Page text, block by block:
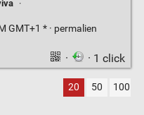
·
GMT+1 * · permalien
· · 1 click
20 50 100